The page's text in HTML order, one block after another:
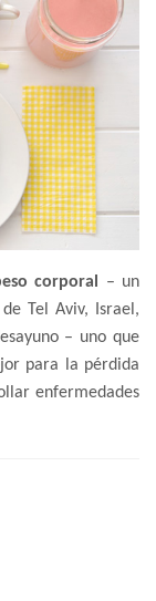
corporal
– un
Tel Aviv, Israel,
– uno que
para la pérdida
enfermedades